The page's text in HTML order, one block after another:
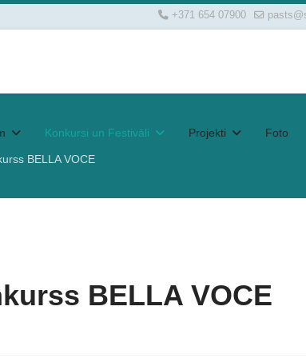
+371 654 07900
Konkursi un Festivāli Projekti Foto
BELLA VOCE
BELLA VOCE